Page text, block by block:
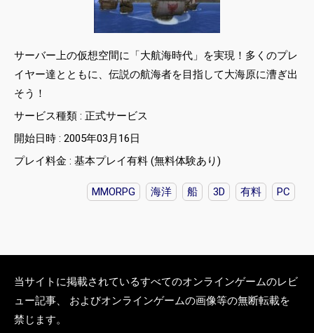
サーバー上の仮想空間に「大航海時代」を実現！多くのプレ
イヤー達とともに、伝説の航海者を目指して大海原に漕ぎ出
そう！
サービス種類 : 正式サービス
開始日時 : 2005年03月16日
プレイ料金 : 基本プレイ有料 (無料体験あり)
MMORPG 海洋 船 3D 有料 PC
当サイトに掲載されているすべてのオンラインゲームのレビ
ュー記事、 およびオンラインゲームの画像等の無断転載を
禁じます。